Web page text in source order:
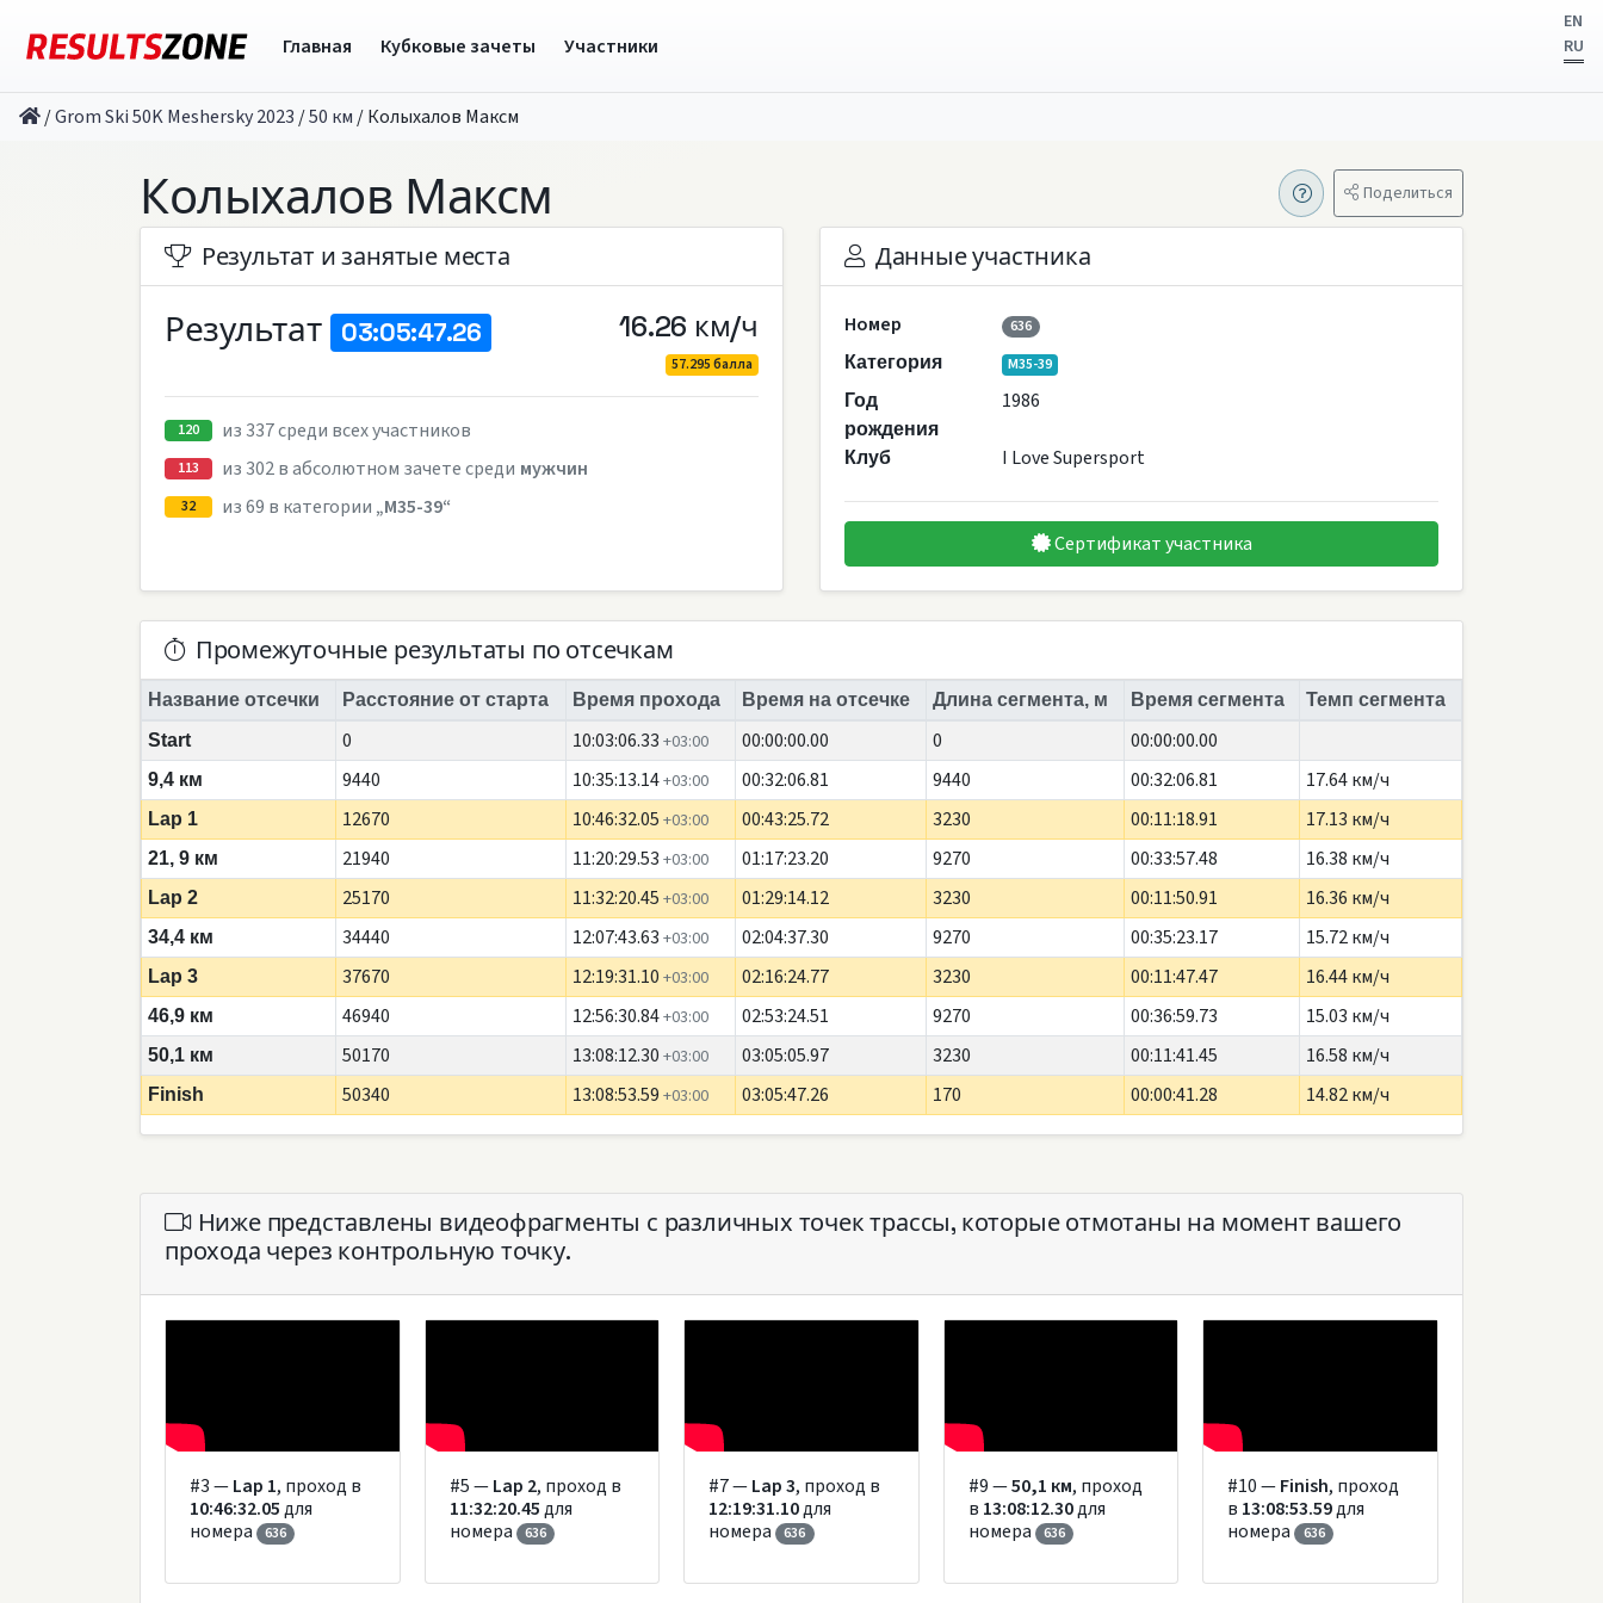
Главная Кубковые зачеты Участники
EN
RU
/Grom Ski 50K Meshersky 2023 /50 км /Колыхалов Максм
Колыхалов Максм Поделиться
Результат и занятые места
Результат 03:05:47.26 16.26 км/ч
57.295 балла
120 из 337 среди всех участников
113 из 302 в абсолютном зачете среди мужчин
32 из 69 в категории „M35-39“
Данные участника
Номер
636
Категория
M35-39
Год
рождения
1986
Клуб I Love Supersport
Сертификат участника
Промежуточные результаты по отсечкам
Название отсечки Расстояние от старта Время прохода Время на отсечке Длина сегмента, м Время сегмента
Темп сегмента
Start
0 10:03:06.33 +03:00 00:00:00.00 0 00:00:00.00
9,4 км 9440 10:35:13.14+03:00 00:32:06.81 9440 00:32:06.81 17.64 км/ч
Lap 1 12670 10:46:32.05 +03:00 00:43:25.72 3230 00:11:18.91 17.13 км/ч
21, 9 км 21940 11:20:29.53 +03:00 01:17:23.20 9270 00:33:57.48 16.38 км/ч
Lap 2 25170 11:32:20.45 +03:00 01:29:14.12 3230 00:11:50.91 16.36 км/ч
34,4 км 34440 12:07:43.63 +03:00 02:04:37.30 9270 00:35:23.17 15.72 км/ч
Lap 3 37670 12:19:31.10 +03:00 02:16:24.77 3230 00:11:47.47 16.44 км/ч
46,9 км 46940 12:56:30.84+03:00 02:53:24.51 9270 00:36:59.73 15.03 км/ч
50,1 км 50170 13:08:12.30 +03:00 03:05:05.97 3230 00:11:41.45 16.58 км/ч
Finish 50340 13:08:53.59 +03:00 03:05:47.26 170 00:00:41.28 14.82 км/ч
Ниже представлены видеофрагменты с различных точек трассы, которые отмотаны на момент вашего
прохода через контрольную точку.
#3 —Lap 1, проход в
10:46:32.05для
номера
636
#5 —Lap 2, проход в
11:32:20.45для
номера
636
#7 —Lap 3, проход в
12:19:31.10для
номера 636
#9 —50,1 км, проход
в 13:08:12.30для
номера
636
#10 —Finish, проход
в 13:08:53.59для
номера 636